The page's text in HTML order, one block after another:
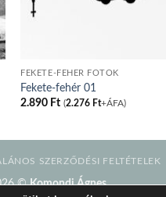
FEKETE-FEHÉR FOTÓK
Fekete-fehér 01
2.890 Ft (2.276 Ft+ÁFA)
SZERZŐDÉSI FELTÉTELEK
©Komondi Ágnes